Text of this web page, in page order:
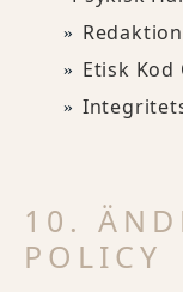
Etisk
10.
POLICY